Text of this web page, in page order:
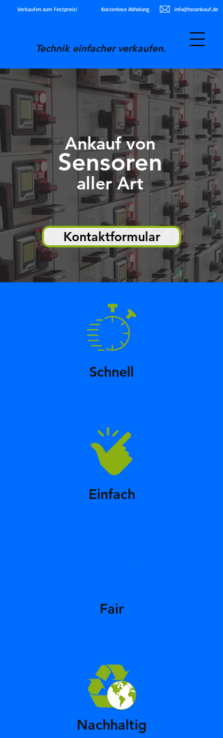
Technik einfacher verkaufen.
Verkaufen zum Festpreis! Kostenlose Abholung info@tecankauf.de
Ankauf von
Sensoren
aller Art
Kontaktformular
Schnell
Einfach
Fair
Nachhaltig